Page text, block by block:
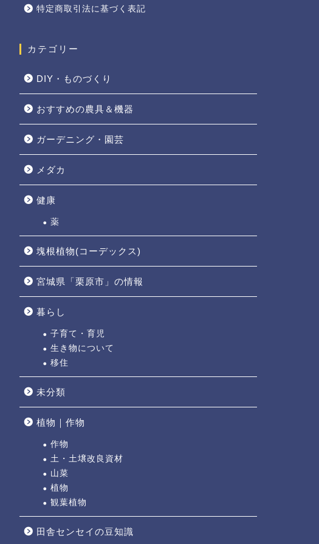
特定商取引法に基づく表記
カテゴリー
DIY・ものづくり
おすすめの農具＆機器
ガーデニング・園芸
メダカ
健康
薬
塊根植物(コーデックス)
宮城県「栗原市」の情報
暮らし
子育て・育児
生き物について
移住
未分類
植物｜作物
作物
土・土壌改良資材
山菜
植物
観葉植物
田舎センセイの豆知識